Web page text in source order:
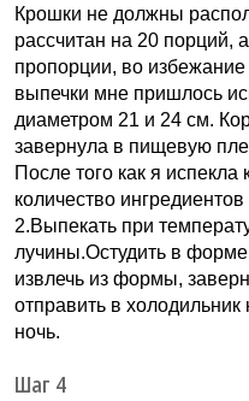
Крошки не должны
рассчитан на 20 порций,
пропорции, во
выпечки мне пришлось
диаметром 21 и 24 см.
завернула в пищевую
После того как я испекла
количество
2.Выпекать при
лучины.Остудить в
извлечь из формы,
отправить в
ночь.
Шаг 4